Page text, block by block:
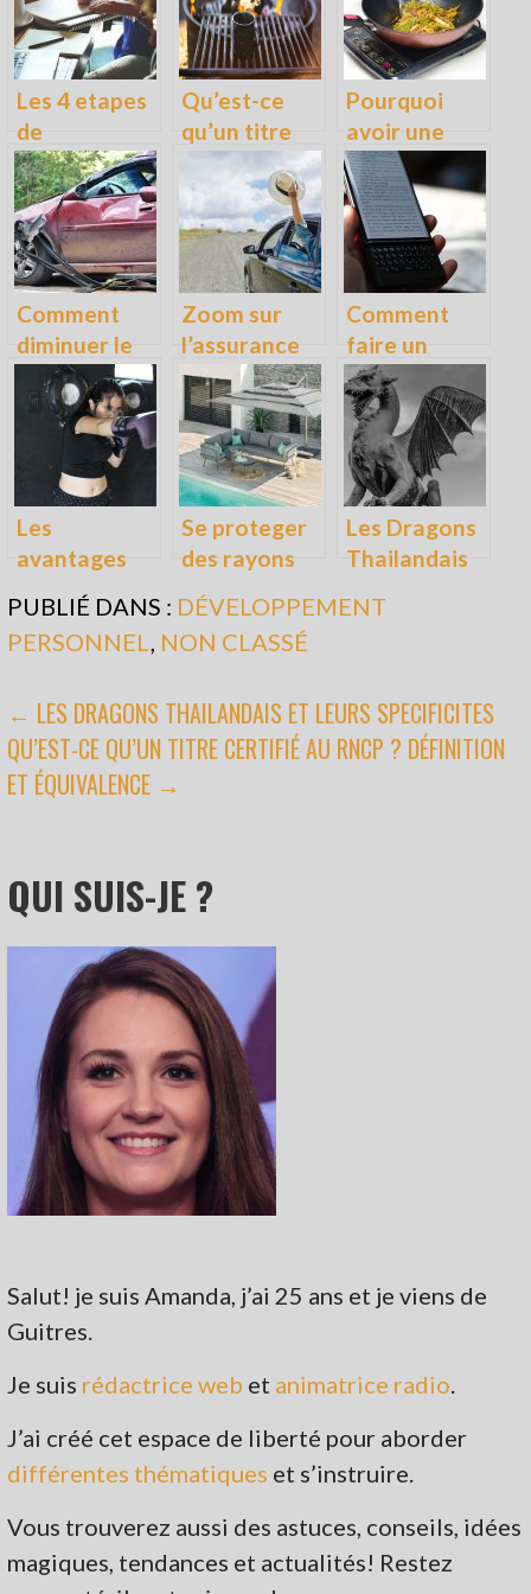
les infos !
Les 4 etapes
de
construction
de votre
projet
professionne
l
Qu’est-ce
qu’un titre
certifie au
RNCP ?
Definition et
equivalence
Pourquoi
avoir une
plaque a
induction ?
Comment
diminuer le
cout de votre
assurance
auto ?
Zoom sur
l’assurance
auto et ses
avantages
Comment
faire un
accent sur
les lettres en
majuscule ?
Les
avantages
offerts par le
coach sportif
personnel
Se proteger
des rayons
du soleil sur
sa terrasse,
comment
Les Dragons
Thailandais
specificites
PUBLIÉ DANS : DÉVELOPPEMENT
PERSONNEL
NON CLASSÉ
NAVIGATION
DE
← LES DRAGONS THAILANDAIS ET LEURS SPECIFICITES
QU’EST-CE QU’UN TITRE CERTIFIÉ AU RNCP ? DÉFINITION
ET ÉQUIVALENCE →
QUI SUIS-JE ?
Salut! je suis Amanda, j’ai 25 ans et je viens de
Guitres.
Je suis rédactrice web et animatrice radio
J’ai créé cet espace de liberté pour aborder
différentes thématiques et s’instruire.
Vous trouverez aussi des astuces, conseils, idées
magiques, tendances et actualités! Restez